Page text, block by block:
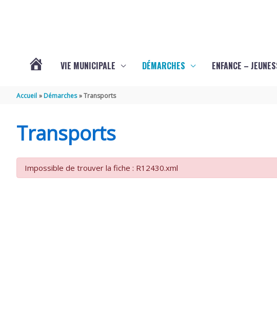
GEMME
VIE MUNICIPALE DÉMARCHES ENFANCE –
Accueil Démarches Transports
Transports
Impossible de trouver la fiche : R12430.xml